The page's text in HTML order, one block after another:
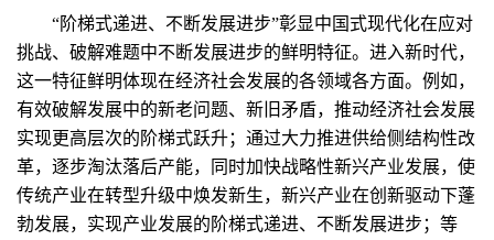
“阶梯式递进、不断发展进步”彰显中国式现代化在应对
挑战、破解难题中不断发展进步的鲜明特征。进入新时代，
这一特征鲜明体现在经济社会发展的各领域各方面。例如，
有效破解发展中的新老问题、新旧矛盾，推动经济社会发展
实现更高层次的阶梯式跃升；通过大力推进供给侧结构性改
革，逐步淘汰落后产能，同时加快战略性新兴产业发展，使
传统产业在转型升级中焕发新生，新兴产业在创新驱动下蓬
勃发展，实现产业发展的阶梯式递进、不断发展进步；等